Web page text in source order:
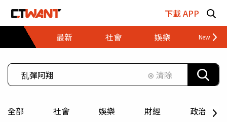
下載 APP
最新
社會 娛樂 財經
⊗ 清除
全部 社會 娛樂 財經 政治